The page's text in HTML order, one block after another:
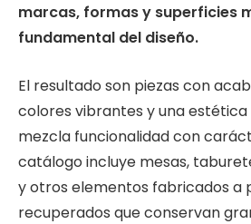
marcas, formas y superficies
fundamental del diseño.
El resultado son piezas con
colores vibrantes y una estética
mezcla funcionalidad con
catálogo incluye mesas,
y otros elementos fabricados a
recuperados que conservan